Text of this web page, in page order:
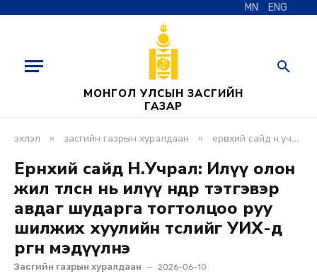
MN ENG
МОНГОЛ УЛСЫН ЗАСГИЙН
ГАЗАР
эхлэл » засгийн газрын хуралдаан » ерөнхий сайд н.учрал: илүү олон жил төлсөн нь илүү өндөр тэтгэвэр авдаг шударга тогтолцоо руу шилжих хуулийн төслийг уих-д өргөн мэдүүлнэ
Ерөнхий сайд Н.Учрал: Илүү олон
жил төлсөн нь илүү өндөр тэтгэвэр
авдаг шударга тогтолцоо руу
шилжих хуулийн төслийг УИХ-д
өргөн мэдүүлнэ
Засгийн газрын хуралдаан 2026-06-10